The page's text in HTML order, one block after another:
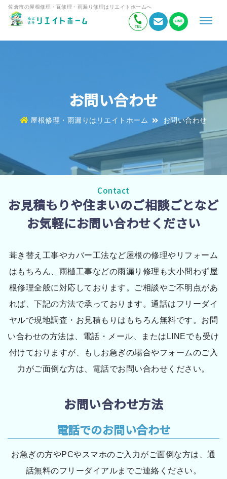
佐倉市の屋根修理・瓦修理・雨漏り修理はリエイトホームへ
お問い合わせ
屋根修理・雨漏りはリエイトホーム お問い合わせ
Contact
お見積もりや住まいのご相談ごとなど
お気軽にお問い合わせください
葺き替え工事やカバー工法など屋根の修理やリフォーム
はもちろん、雨樋工事などの雨漏り修理も大小問わず屋
根修理全般に対応しております。ご相談やご不明点があ
れば、下記の方法で承っております。通話はフリーダイ
ヤルで現地調査・お見積もりはもちろん無料です。お問
い合わせの方法は、電話・メール、またはLINEでも受け
付けておりますが、もしお急ぎの場合やフォームのご入
力がご面倒な方は、電話でお問い合わせください。
お問い合わせ方法
電話でのお問い合わせ
お急ぎの方やPCやスマホのご入力がご面倒な方は、通
話無料のフリーダイアルまでご連絡ください。